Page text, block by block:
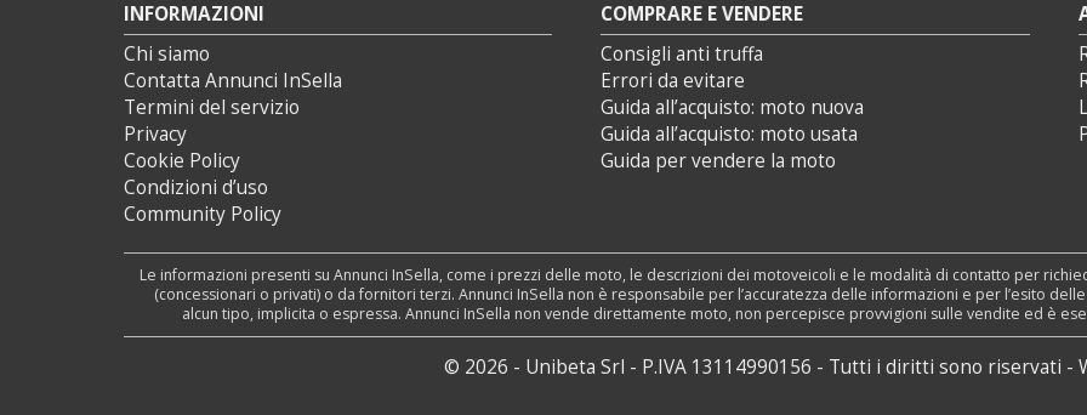
INFORMAZIONI
Chi siamo
Contatta Annunci InSella
Termini del servizio
Privacy
Cookie Policy
Condizioni d’uso
Community Policy
COMPRARE E VENDERE
Consigli anti truffa
Errori da evitare
Guida all’acquisto: moto nuova
Guida all’acquisto: moto usata
Guida per vendere la moto
Le informazioni presenti su Annunci InSella, come i prezzi delle moto, le descrizioni dei motoveicoli e le modalità di contatto per
(concessionari o privati) o da fornitori terzi. Annunci InSella non è responsabile per l’accuratezza delle informazioni e per l’esito
alcun tipo, implicita o espressa. Annunci InSella non vende direttamente moto, non percepisce provvigioni sulle vendite ed è
© 2026 - Unibeta Srl P.IVA 13114990156 Tutti i diritti sono riservati